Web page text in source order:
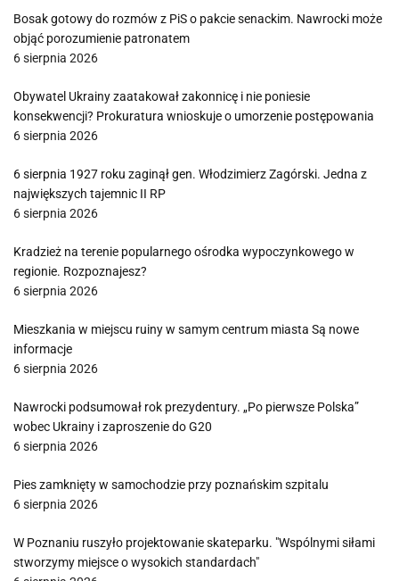
Bosak gotowy do rozmów z PiS o pakcie senackim. Nawrocki może
objąć porozumienie patronatem
6 sierpnia 2026
Obywatel Ukrainy zaatakował zakonnicę i nie poniesie
konsekwencji? Prokuratura wnioskuje o umorzenie postępowania
6 sierpnia 2026
6 sierpnia 1927 roku zaginął gen. Włodzimierz Zagórski. Jedna z
największych tajemnic II RP
6 sierpnia 2026
Kradzież na terenie popularnego ośrodka wypoczynkowego w
regionie. Rozpoznajesz?
6 sierpnia 2026
Mieszkania w miejscu ruiny w samym centrum miasta Są nowe
informacje
6 sierpnia 2026
Nawrocki podsumował rok prezydentury. „Po pierwsze Polska”
wobec Ukrainy i zaproszenie do G20
6 sierpnia 2026
Pies zamknięty w samochodzie przy poznańskim szpitalu
6 sierpnia 2026
W Poznaniu ruszyło projektowanie skateparku. "Wspólnymi siłami
stworzymy miejsce o wysokich standardach"